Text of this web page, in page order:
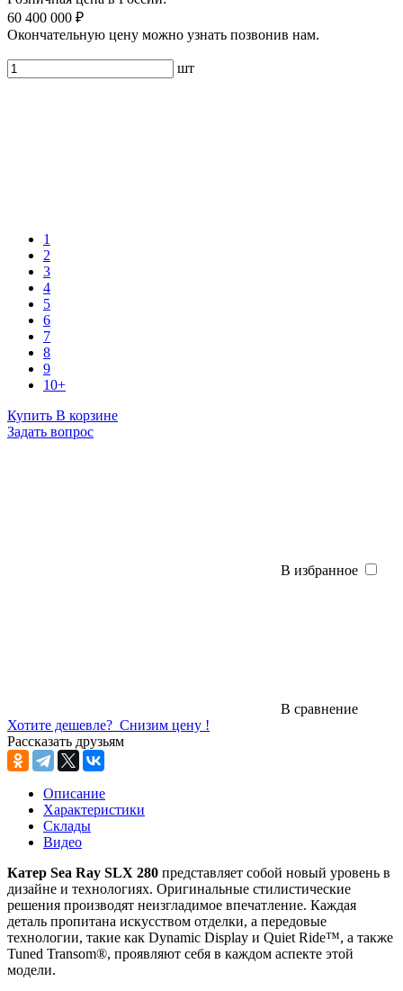
60 400 000 ₽
Окончательную цену можно узнать позвонив нам.
шт
1
2
3
4
5
6
7
8
9
10+
Купить В корзине
Задать вопрос
В избранное
В сравнение
Хотите дешевле? Снизим цену !
Рассказать друзьям
Описание
Характеристики
Склады
Видео
Катер Sea Ray SLX 280 представляет собой новый уровень в
дизайне и технологиях. Оригинальные стилистические
решения производят неизгладимое впечатление. Каждая
деталь пропитана искусством отделки, а передовые
технологии, такие как Dynamic Display и Quiet Ride™, а также
Tuned Transom®, проявляют себя в каждом аспекте этой
модели.